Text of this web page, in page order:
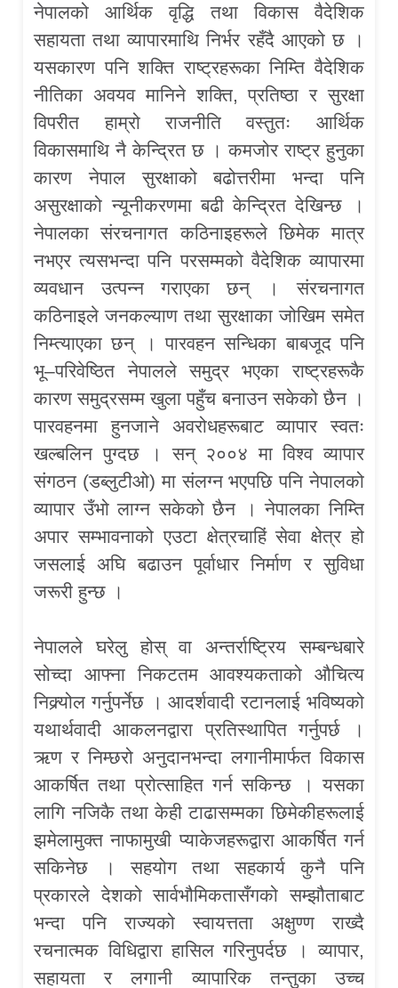
नेपालको आर्थिक वृद्धि तथा विकास वैदेशिक
सहायता तथा व्यापारमाथि निर्भर रहँदै आएको छ ।
यसकारण पनि शक्ति राष्ट्रहरूका निम्ति वैदेशिक
नीतिका अवयव मानिने शक्ति, प्रतिष्ठा र सुरक्षा
विपरीत हाम्रो राजनीति वस्तुतः आर्थिक
विकासमाथि नै केन्द्रित छ । कमजोर राष्ट्र हुनुका
कारण नेपाल सुरक्षाको बढोत्तरीमा भन्दा पनि
असुरक्षाको न्यूनीकरणमा बढी केन्द्रित देखिन्छ ।
नेपालका संरचनागत कठिनाइहरूले छिमेक मात्र
नभएर त्यसभन्दा पनि परसम्मको वैदेशिक व्यापारमा
व्यवधान उत्पन्न गराएका छन् । संरचनागत
कठिनाइले जनकल्याण तथा सुरक्षाका जोखिम समेत
निम्त्याएका छन् । पारवहन सन्धिका बाबजूद पनि
भू–परिवेष्ठित नेपालले समुद्र भएका राष्ट्रहरूकै
कारण समुद्रसम्म खुला पहुँच बनाउन सकेको छैन ।
पारवहनमा हुनजाने अवरोधहरूबाट व्यापार स्वतः
खल्बलिन पुग्दछ । सन् २००४ मा विश्व व्यापार
संगठन (डब्लुटीओ) मा संलग्न भएपछि पनि नेपालको
व्यापार उँभो लाग्न सकेको छैन । नेपालका निम्ति
अपार सम्भावनाको एउटा क्षेत्रचाहिं सेवा क्षेत्र हो
जसलाई अघि बढाउन पूर्वाधार निर्माण र सुविधा
जरूरी हुन्छ ।
नेपालले घरेलु होस् वा अन्तर्राष्ट्रिय सम्बन्धबारे
सोच्दा आफ्ना निकटतम आवश्यकताको औचित्य
निक्र्योल गर्नुपर्नेछ । आदर्शवादी रटानलाई भविष्यको
यथार्थवादी आकलनद्वारा प्रतिस्थापित गर्नुपर्छ ।
ऋण र निम्छरो अनुदानभन्दा लगानीमार्फत विकास
आकर्षित तथा प्रोत्साहित गर्न सकिन्छ । यसका
लागि नजिकै तथा केही टाढासम्मका छिमेकीहरूलाई
झमेलामुक्त नाफामुखी प्याकेजहरूद्वारा आकर्षित गर्न
सकिनेछ । सहयोग तथा सहकार्य कुनै पनि
प्रकारले देशको सार्वभौमिकतासँगको सम्झौताबाट
भन्दा पनि राज्यको स्वायत्तता अक्षुण्ण राख्दै
रचनात्मक विधिद्वारा हासिल गरिनुपर्दछ । व्यापार,
सहायता र लगानी व्यापारिक तन्तुका उच्च